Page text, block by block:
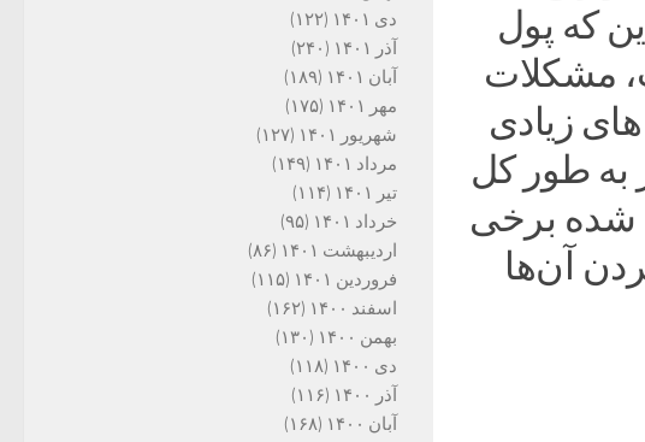
که پول
مشکلات
های زیادی
به طور کل
شده برخی
آن‌ها
دی ۱۴۰۱
(۱۲۲)
آذر ۱۴۰۱
(۲۴۰)
آبان ۱۴۰۱
(۱۸۹)
مهر ۱۴۰۱
(۱۷۵)
شهریور ۱۴۰۱
(۱۲۷)
مرداد ۱۴۰۱
(۱۴۹)
تیر ۱۴۰۱
(۱۱۴)
خرداد ۱۴۰۱
(۹۵)
اردیبهشت ۱۴۰۱
(۸۶)
فروردین ۱۴۰۱
(۱۱۵)
اسفند ۱۴۰۰
(۱۶۲)
بهمن ۱۴۰۰
(۱۳۰)
دی ۱۴۰۰
(۱۱۸)
آذر ۱۴۰۰
(۱۱۶)
آبان ۱۴۰۰
(۱۶۸)